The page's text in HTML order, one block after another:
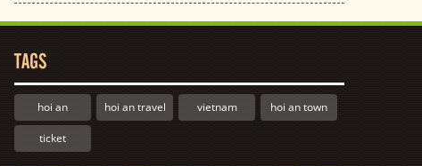
TAGS
hoi an hoi an travel vietnam hoi an town
ticket